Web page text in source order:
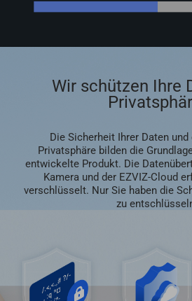
Wir schützen Ihre
Die Sicherheit Ihrer Daten
Privatsphäre bilden die
entwickelte Produkt. Die
Kamera und der EZVIZ-Cloud
verschlüsselt. Nur Sie haben die
zu